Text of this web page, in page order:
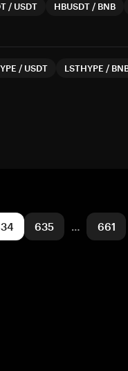
/ USDT HBUSDT / BNB
/ USDT LSTHYPE /
635 … 661